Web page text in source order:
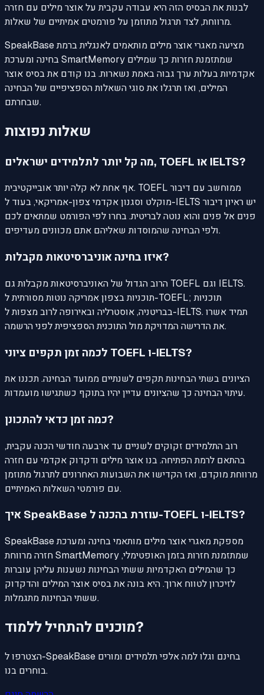
לבנות את הבסיס הזה היא עבודה עקבית על אוצר מילים עם חזרה
מרווחת, לצד תרגול מתוזמן על פורמטים אמיתיים של שאלות.
SpeakBase מציעה מאגרי אוצר מילים מותאמים לאנגלית ברמת
בחינה ומערכת SmartMemory שמתזמנת חזרות כך שמילים
אקדמיות בעלות ערך גבוה באמת נשארות. בנו קודם את בסיס אוצר
המילים, ואז תרגלו את סוגי השאלות הספציפיים של הבחינה
שבחרתם.
שאלות נפוצות
מה קל יותר לתלמידים ישראלים, TOEFL או IELTS?
אף אחת לא קלה יותר אובייקטיבית. TOEFL ממוחשב עם דיבור
מוקלט וסגנון אקדמי צפון-אמריקאי, בעוד ל-IELTS יש ראיון דיבור
פנים אל פנים והוא נוטה לבריטית. בחרו לפי הפורמט שמתאים לכם
ולפי הבחינה שהמוסדות שאליהם אתם מכוונים מעדיפים.
איזו בחינה אוניברסיטאות מקבלות?
הרוב הגדול של האוניברסיטאות מקבלות גם TOEFL וגם IELTS.
תוכניות בצפון אמריקה נוטות מסורתית ל-TOEFL; תוכניות
בבריטניה, אוסטרליה ובאירופה לרוב מצפות ל-IELTS. תמיד אשרו
את הדרישה המדויקת מול התוכנית הספציפית לפני הרשמה.
לכמה זמן תקפים ציוני TOEFL ו-IELTS?
הציונים בשתי הבחינות תקפים לשנתיים ממועד הבחינה. תכננו את
עיתוי הבחינה כך שהציונים עדיין יהיו בתוקף כשתגישו מועמדות.
כמה זמן כדאי להתכונן?
רוב התלמידים זקוקים לשניים עד ארבעה חודשי הכנה עקבית,
בהתאם לרמת הפתיחה. בנו אוצר מילים ודקדוק אקדמי עם חזרה
מרווחת מוקדם, ואז הקדישו את השבועות האחרונים לתרגול מתוזמן
עם פורמטי השאלות האמיתיים.
איך SpeakBase עוזרת בהכנה ל-TOEFL ו-IELTS?
SpeakBase מספקת מאגרי אוצר מילים מותאמי בחינה ומערכת
חזרה מרווחת SmartMemory שמתזמנת חזרות בזמן האופטימלי,
כך שהמילים האקדמיות ששתי הבחינות נשענות עליהן עוברות
לזיכרון לטווח ארוך. היא בונה את בסיס אוצר המילים והדקדוק
ששתי הבחינות מתגמלות.
מוכנים להתחיל ללמוד?
הצטרפו ל-SpeakBase בחינם וגלו למה אלפי תלמידים ומורים
בוחרים בנו.